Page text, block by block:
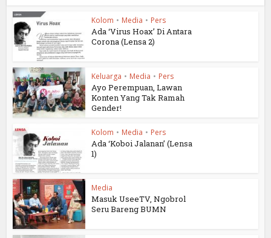
Kolom • Media • Pers
Ada ‘Virus Hoax’ Di Antara
Corona (Lensa 2)
Keluarga • Media • Pers
Ayo Perempuan, Lawan
Konten Yang Tak Ramah
Gender!
Kolom • Media • Pers
Ada ‘Koboi Jalanan’ (Lensa
1)
Media
Masuk UseeTV, Ngobrol
Seru Bareng BUMN